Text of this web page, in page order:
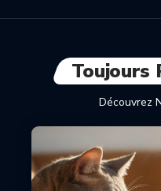
Toujours
Découvrez